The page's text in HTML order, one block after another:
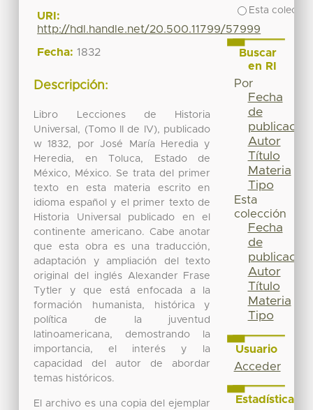
URI:
http://hdl.handle.net/20.500.11799/57999
Fecha: 1832
Descripción:
Libro Lecciones de Historia
Universal, (Tomo II de IV), publicado
w 1832, por José María Heredia y
Heredia, en Toluca, Estado de
México, México. Se trata del primer
texto en esta materia escrito en
idioma español y el primer texto de
Historia Universal publicado en el
continente americano. Cabe anotar
que esta obra es una traducción,
adaptación y ampliación del texto
original del inglés Alexander Frase
Tytler y que está enfocada a la
formación humanista, histórica y
política de la juventud
latinoamericana, demostrando la
importancia, el interés y la
capacidad del autor de abordar
temas históricos.
El archivo es una copia del ejemplar
Esta
Buscar
en RI
Por
Fecha
de
publicación
Autor
Título
Materia
Tipo
Esta
colección
Fecha
de
publicación
Autor
Título
Materia
Tipo
Usuario
Acceder
Estadísticas